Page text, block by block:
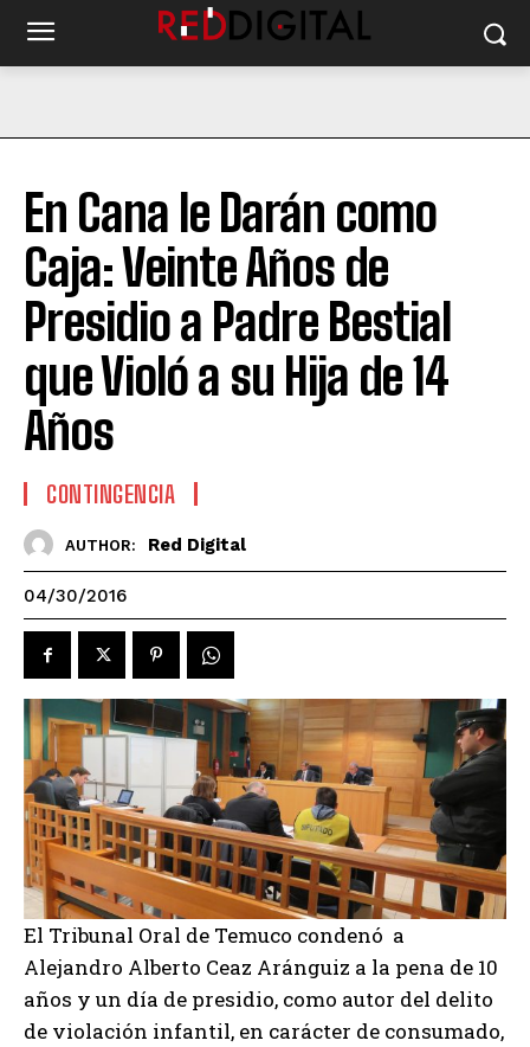
En Cana le Darán como
Caja: Veinte Años de
Presidio a Padre Bestial
que Violó a su Hija de 14
Años
CONTINGENCIA
AUTHOR: Red Digital
04/30/2016
El Tribunal Oral de Temuco condenó a
Alejandro Alberto Ceaz Aránguiz a la pena de 10
años y un día de presidio, como autor del delito
de violación infantil, en carácter de consumado,